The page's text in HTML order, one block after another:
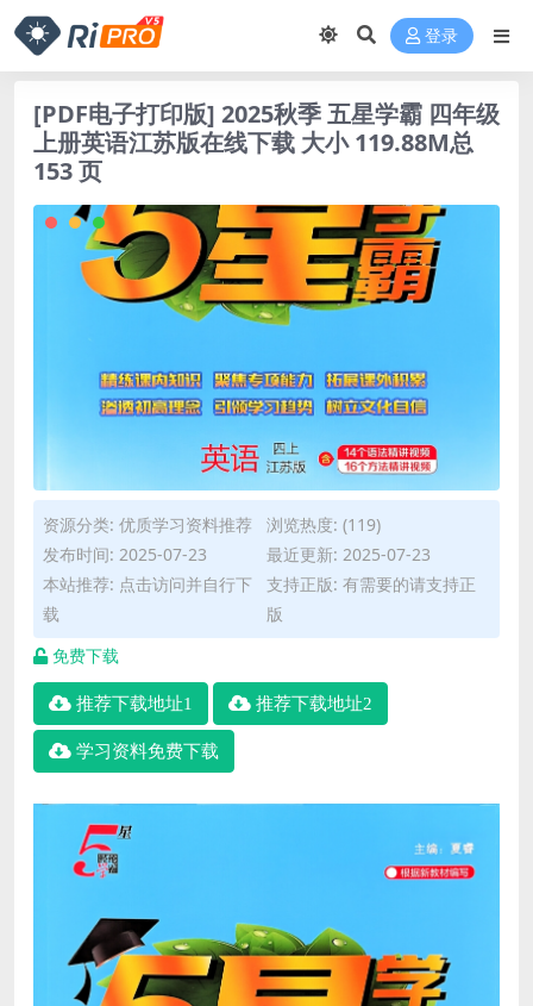
登录
[PDF电子打印版] 2025秋季 五星学霸 四年级
上册英语江苏版在线下载 大小 119.88M总
153 页
资源分类: 优质学习资料推荐
浏览热度: (119)
发布时间: 2025-07-23
最近更新: 2025-07-23
本站推荐: 点击访问并自行下
载
支持正版: 有需要的请支持正
版
免费下载
推荐下载地址1 推荐下载地址2
学习资料免费下载